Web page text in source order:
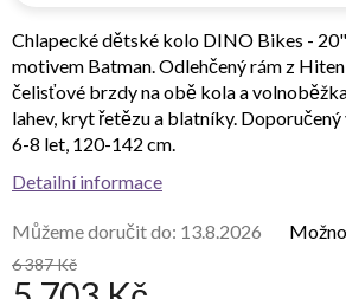
6 387 Kč
Můžeme doručit do: 13.8.2026
Chlapecké dětské kolo DINO Bikes -
motivem Batman. Odlehčený rám z
čelisťové brzdy na obě kola a
lahev, kryt řetězu a blatníky.
6-8 let, 120-142 cm.
Detailní informace